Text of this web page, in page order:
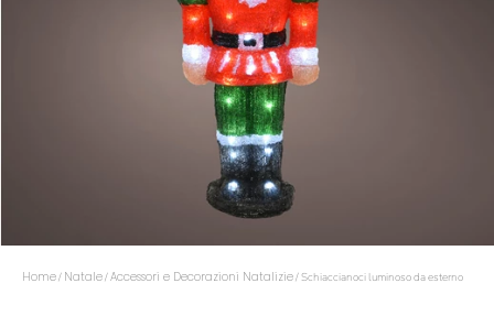
Home/ Natale/Accessori e Decorazioni Natalizie/ Schiaccianoci luminoso da esterno